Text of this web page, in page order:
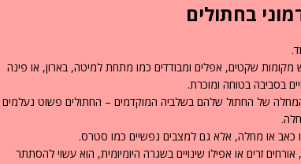
בחתולים
שקטים, אפלים ומבודדים כמו מתחת למיטה, בארון, או פינה
בסביבה בטוחה ומוכרת.
של החתול שלהם בשלביה המוקדמים – החתולים פשוט נעלמים
כאב או מחלה, אלא גם למצבים נפשיים כמו סטרס.
זרים או אפילו שינויים בשגרה היומיומית, הוא עשוי להסתתר